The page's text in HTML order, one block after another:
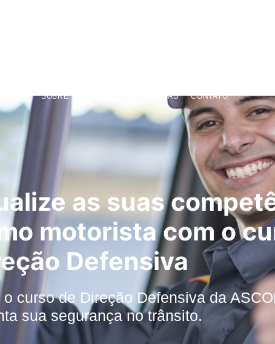
SOBRE NOTÍCIAS CONTATO
as suas
motorista com o
Defensiva
o curso de Direção Defensiva da
sua segurança no trânsito.